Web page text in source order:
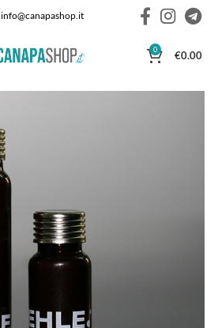
info@canapashop.it
0 €0.00